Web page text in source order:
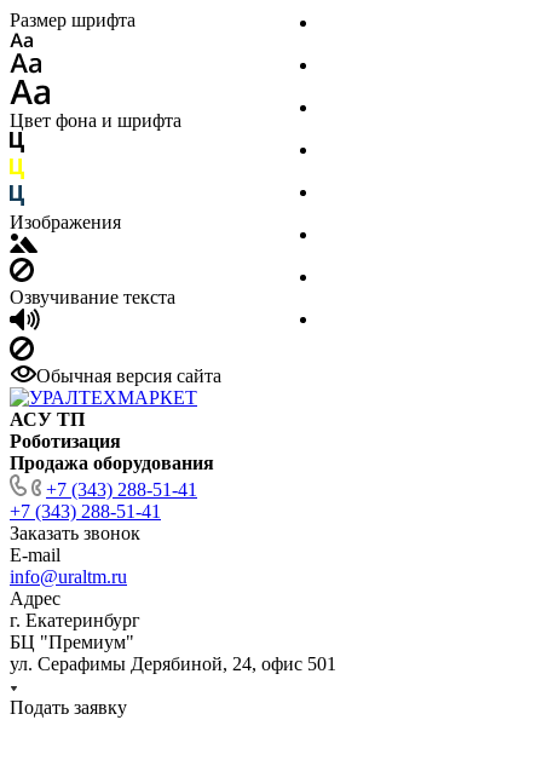
Размер шрифта
Цвет фона и шрифта
Изображения
Озвучивание текста
Обычная версия сайта
АСУ ТП
Роботизация
Продажа оборудования
+7 (343) 288-51-41
+7 (343) 288-51-41
Заказать звонок
E-mail
info@uraltm.ru
Адрес
г. Екатеринбург
БЦ "Премиум"
ул. Серафимы Дерябиной, 24, офис 501
Подать заявку